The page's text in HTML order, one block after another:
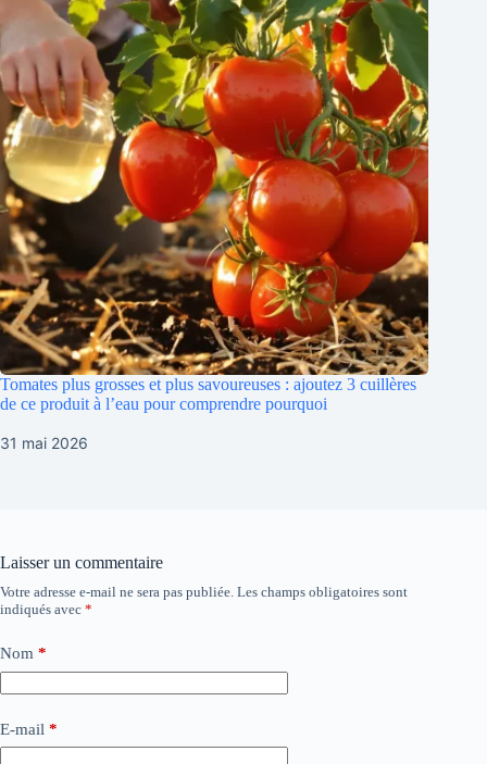
Tomates plus grosses et plus savoureuses : ajoutez 3 cuillères
de ce produit à l’eau pour comprendre pourquoi
31 mai 2026
Laisser un commentaire
Votre adresse e-mail ne sera pas publiée. Les champs obligatoires sont
indiqués avec *
Nom *
E-mail *